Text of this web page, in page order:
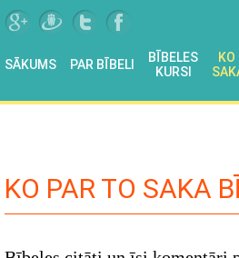
SĀKUMS PAR BĪBELI
BĪBELES
KURSI
KO
KO PAR TO SAKA